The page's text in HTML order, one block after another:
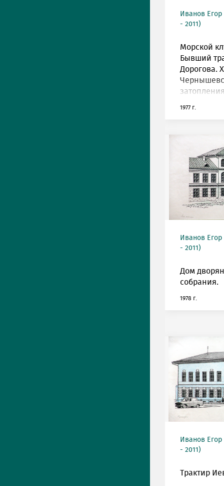
Иванов
- 2011)
Морской
Бывший
Дорогова.
1977 г.
Иванов
- 2011)
Дом
собрания.
1978 г.
Иванов
- 2011)
Трактир